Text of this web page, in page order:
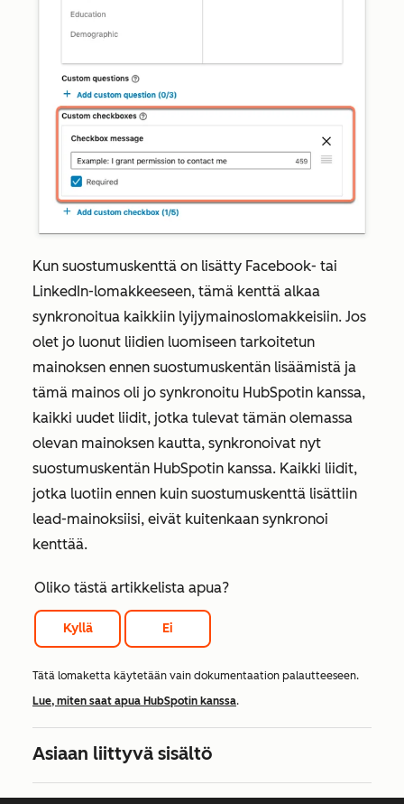
Kun suostumuskenttä on lisätty Facebook- tai
LinkedIn-lomakkeeseen, tämä kenttä alkaa
synkronoitua kaikkiin lyijymainoslomakkeisiin. Jos
olet jo luonut liidien luomiseen tarkoitetun
mainoksen ennen suostumuskentän lisäämistä ja
tämä mainos oli jo synkronoitu HubSpotin kanssa,
kaikki uudet liidit, jotka tulevat tämän olemassa
olevan mainoksen kautta, synkronoivat nyt
suostumuskentän HubSpotin kanssa. Kaikki liidit,
jotka luotiin ennen kuin suostumuskenttä lisättiin
lead-mainoksiisi, eivät kuitenkaan synkronoi
kenttää.
Oliko tästä artikkelista apua?
Kyllä Ei
Tätä lomaketta käytetään vain dokumentaation palautteeseen.
Lue, miten saat apua HubSpotin kanssa.
Asiaan liittyvä sisältö